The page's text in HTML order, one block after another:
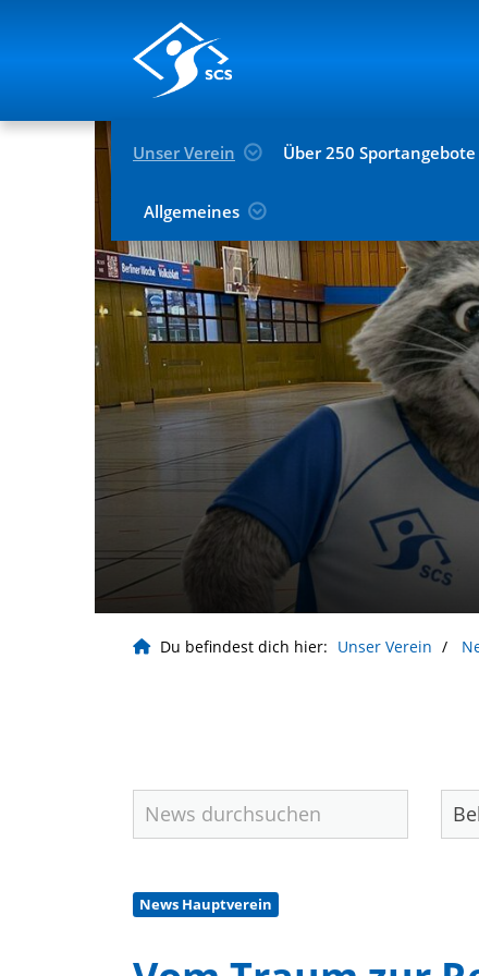
Unser Verein Über 250 Sportangebote
Allgemeines
Du befindest dich hier: Unser Verein
News Hauptverein